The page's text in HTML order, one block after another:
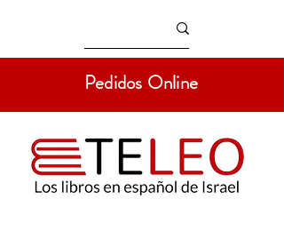
Pedidos Online